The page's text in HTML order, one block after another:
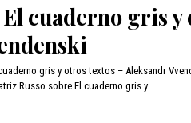
cuaderno gris
gris y otros textos – Aleksandr
Russo sobre El cuaderno gris y